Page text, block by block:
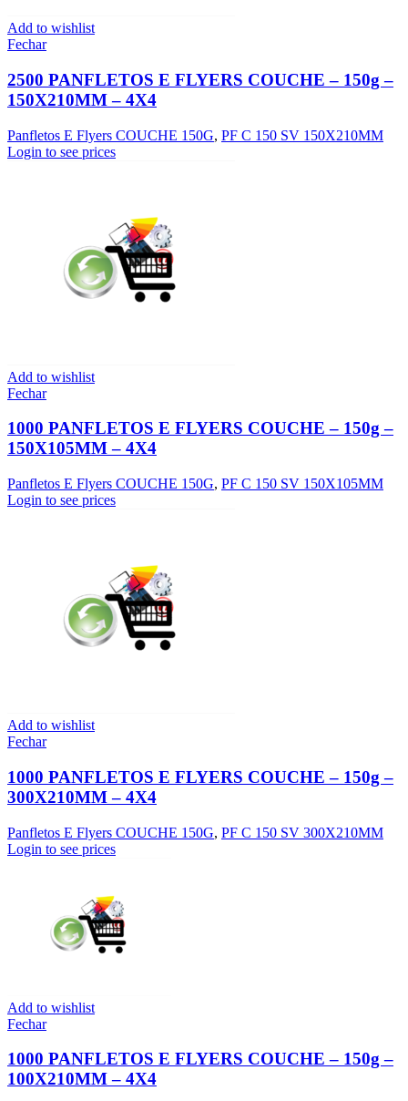
Add to wishlist
Fechar
2500 PANFLETOS E FLYERS COUCHE – 150g –
150X210MM – 4X4
Panfletos E Flyers COUCHE 150G, PF C 150 SV 150X210MM
Login to see prices
Add to wishlist
Fechar
1000 PANFLETOS E FLYERS COUCHE – 150g –
150X105MM – 4X4
Panfletos E Flyers COUCHE 150G, PF C 150 SV 150X105MM
Login to see prices
Add to wishlist
Fechar
1000 PANFLETOS E FLYERS COUCHE – 150g –
300X210MM – 4X4
Panfletos E Flyers COUCHE 150G, PF C 150 SV 300X210MM
Login to see prices
Add to wishlist
Fechar
1000 PANFLETOS E FLYERS COUCHE – 150g –
100X210MM – 4X4